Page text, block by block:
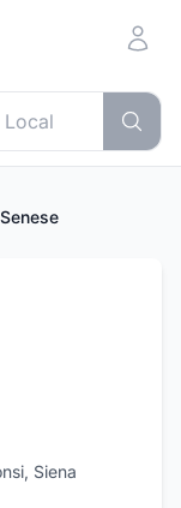
Siena